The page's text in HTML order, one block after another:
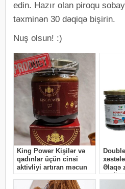
edin. Hazır olan piroqu
təxminən 30 dəqiqə bişirin.
Nuş olsun! :)